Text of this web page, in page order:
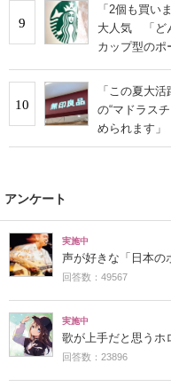
9
「2個も買い
大人気 「ど
カップ型のポ
10
「この夏大
の“マドラス
められます」
アンケート
実施中
声が好きな「日本の
回答数：49567
実施中
歌が上手だと思うホ
回答数：23896